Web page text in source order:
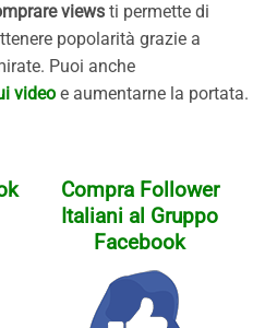
views ti permette di
popolarità grazie a
Puoi anche
video e aumentarne la portata.
Compra Follower
Italiani al Gruppo
Facebook